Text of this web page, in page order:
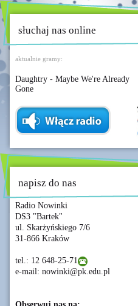
słuchaj nas online
aktualnie gramy:
Daughtry - Maybe We're Already
Gone
napisz do nas
Radio Nowinki
DS3 "Bartek"
ul. Skarżyńskiego 7/6
31-866 Kraków
tel.: 12 648-25-71
e-mail: nowinki@pk.edu.pl